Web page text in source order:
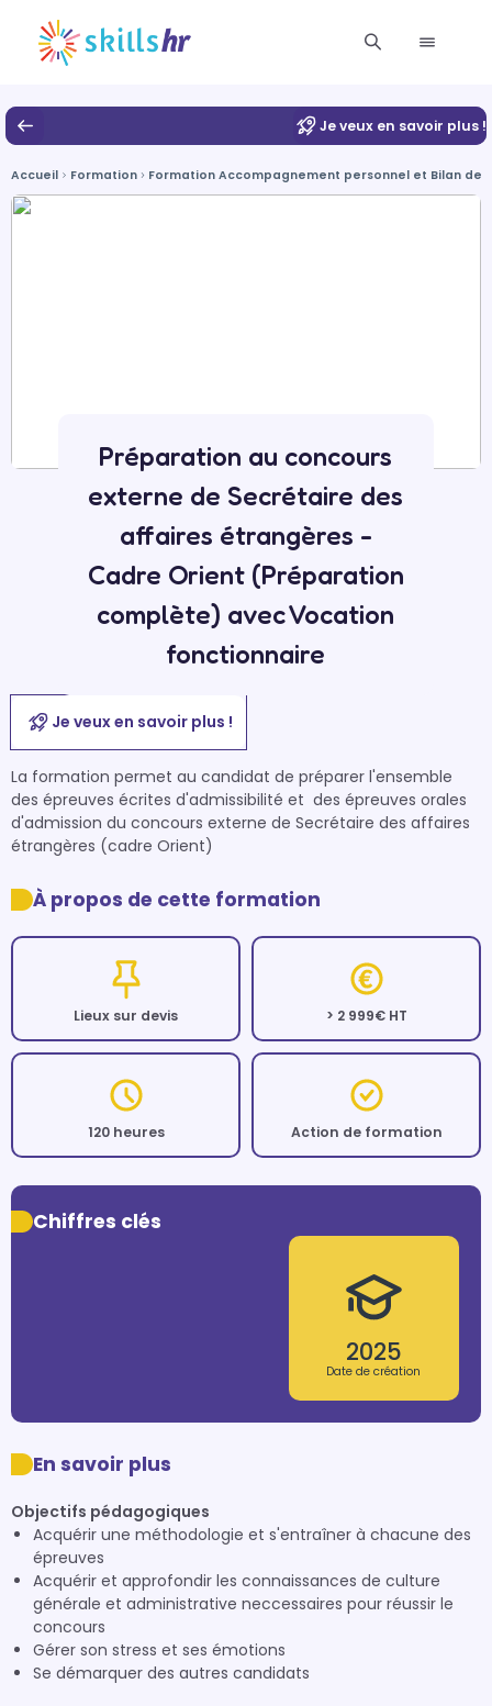
Je veux en savoir plus !
Accueil Formation Formation Accompagnement personnel et Bilan de
Préparation au concours
externe de Secrétaire des
affaires étrangères -
Cadre Orient (Préparation
complète) avec Vocation
fonctionnaire
Je veux en savoir plus !
La formation permet au candidat de préparer l'ensemble
des épreuves écrites d'admissibilité et  des épreuves orales
d'admission du concours externe de Secrétaire des affaires
À propos de cette formation
Lieux sur devis > 2 999€ HT
120 heures Action de formation
Chiffres clés
2025
Date de création
En savoir plus
Objectifs pédagogiques
Acquérir une méthodologie et s'entraîner à chacune des
épreuves
Acquérir et approfondir les connaissances de culture
générale et administrative neccessaires pour réussir le
concours
Gérer son stress et ses émotions
Se démarquer des autres candidats